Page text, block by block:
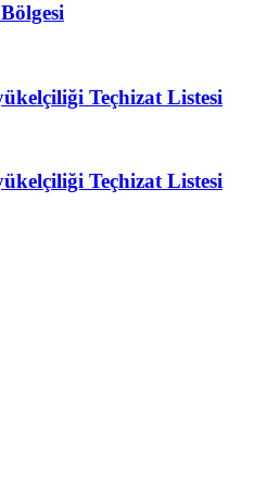
Teçhizat Listesi
Teçhizat Listesi